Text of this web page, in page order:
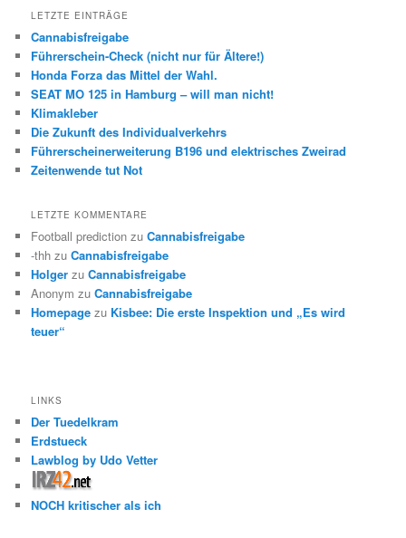
LETZTE EINTRÄGE
Cannabisfreigabe
Führerschein-Check (nicht nur für Ältere!)
Honda Forza das Mittel der Wahl.
SEAT MO 125 in Hamburg – will man nicht!
Klimakleber
Die Zukunft des Individualverkehrs
Führerscheinerweiterung B196 und elektrisches Zweirad
Zeitenwende tut Not
LETZTE KOMMENTARE
Football prediction zuCannabisfreigabe
-thh zuCannabisfreigabe
Holger zuCannabisfreigabe
Anonym zuCannabisfreigabe
Homepage zu Kisbee: Die erste Inspektion und „Es wird
teuer“
LINKS
Der Tuedelkram
Erdstueck
Lawblog by Udo Vetter
NOCH kritischer als ich